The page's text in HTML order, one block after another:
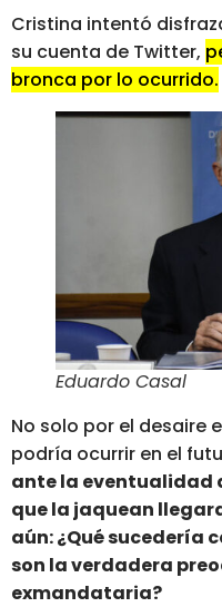
Cristina intentó
su cuenta de Twitter,
bronca por lo ocurrido.
Eduardo Casal
No solo por el desaire
podría ocurrir en el
ante la eventualidad
que la jaquean
aún: ¿Qué sucedería
son la verdadera
exmandataria?